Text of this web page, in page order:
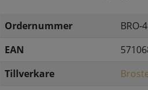
Ordernummer
BRO-
EAN
Tillverkare